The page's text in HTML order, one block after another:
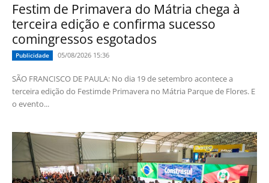
Festim de Primavera do Mátria chega à
terceira edição e confirma sucesso
comingressos esgotados
Publicidade 05/08/2026 15:36
SÃO FRANCISCO DE PAULA: No dia 19 de setembro acontece a
terceira edição do Festimde Primavera no Mátria Parque de Flores. E
o evento...